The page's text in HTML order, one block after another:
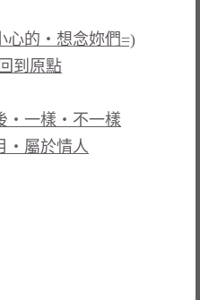
心的‧想念妳們=)
到原點
‧一樣‧不一樣
‧屬於情人